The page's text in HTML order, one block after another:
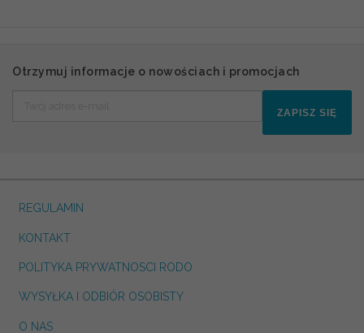
Otrzymuj informacje o nowościach i promocjach
ZAPISZ SIĘ
REGULAMIN
KONTAKT
POLITYKA PRYWATNOSCI RODO
WYSYŁKA I ODBIÓR OSOBISTY
O NAS